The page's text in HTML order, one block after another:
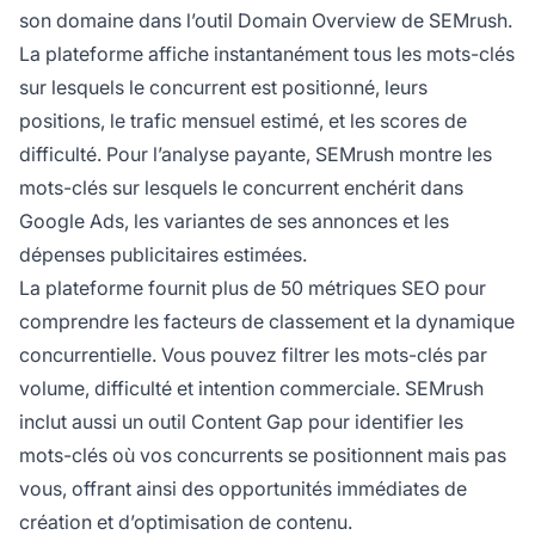
son domaine dans l’outil Domain Overview de SEMrush.
La plateforme affiche instantanément tous les mots-clés
sur lesquels le concurrent est positionné, leurs
positions, le trafic mensuel estimé, et les scores de
difficulté. Pour l’analyse payante, SEMrush montre les
mots-clés sur lesquels le concurrent enchérit dans
Google Ads, les variantes de ses annonces et les
dépenses publicitaires estimées.
La plateforme fournit plus de 50 métriques SEO pour
comprendre les facteurs de classement et la dynamique
concurrentielle. Vous pouvez filtrer les mots-clés par
volume, difficulté et intention commerciale. SEMrush
inclut aussi un outil Content Gap pour identifier les
mots-clés où vos concurrents se positionnent mais pas
vous, offrant ainsi des opportunités immédiates de
création et d’optimisation de contenu.